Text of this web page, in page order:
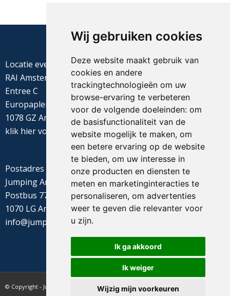
Wij gebruiken cookies
Deze website maakt gebruik van
cookies en andere
trackingtechnologieën om uw
browse-ervaring te verbeteren
voor de volgende doeleinden: om
de basisfunctionaliteit van de
website mogelijk te maken, om
een betere ervaring op de website
te bieden, om uw interesse in
onze producten en diensten te
meten en marketinginteracties te
personaliseren, om advertenties
weer te geven die relevanter voor
u zijn.
Ik ga akkoord
Ik weiger
Wijzig mijn voorkeuren
Locatie evenement
RAI Amsterdam
Entree C
Europaplein 22
1078 GZ Amsterdam
klik hiervoor de routebeschrijving
Postadres
Jumping Amsterdam
Postbus 77655
1070 LG Amsterdam
info@jumpingamsterdam.nl
© Copyright - Jumping Amsterdam - website realisatie CyberNed